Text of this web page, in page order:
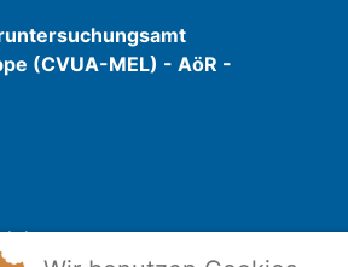
(CVUA-MEL) - AöR -